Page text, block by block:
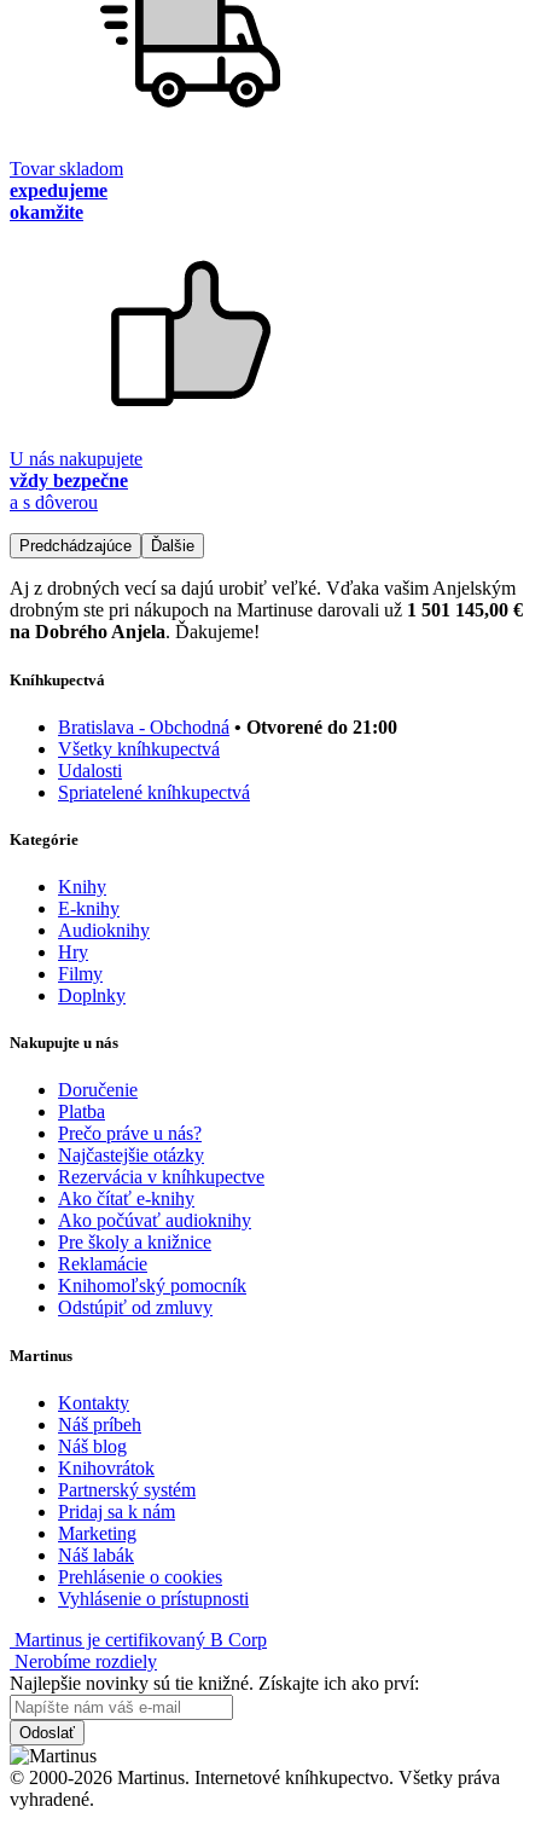
Tovar skladom
expedujeme
okamžite
U nás nakupujete
vždy bezpečne
a s dôverou
Predchádzajúce Ďalšie
Aj z drobných vecí sa dajú urobiť veľké. Vďaka vašim Anjelským
drobným ste pri nákupoch na Martinuse darovali už 1 501 145,00 €
na Dobrého Anjela. Ďakujeme!
Kníhkupectvá
Bratislava - Obchodná • Otvorené do 21:00
Všetky kníhkupectvá
Udalosti
Spriatelené kníhkupectvá
Kategórie
Knihy
E-knihy
Audioknihy
Hry
Filmy
Doplnky
Nakupujte u nás
Doručenie
Platba
Prečo práve u nás?
Najčastejšie otázky
Rezervácia v kníhkupectve
Ako čítať e-knihy
Ako počúvať audioknihy
Pre školy a knižnice
Reklamácie
Knihomoľský pomocník
Odstúpiť od zmluvy
Martinus
Kontakty
Náš príbeh
Náš blog
Knihovrátok
Partnerský systém
Pridaj sa k nám
Marketing
Náš labák
Prehlásenie o cookies
Vyhlásenie o prístupnosti
Martinus je certifikovaný B Corp
Nerobíme rozdiely
Najlepšie novinky sú tie knižné. Získajte ich ako prví:
Odoslať
© 2000-2026 Martinus. Internetové kníhkupectvo. Všetky práva
vyhradené.